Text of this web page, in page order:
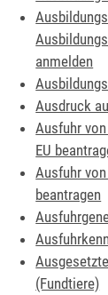
anmelden
Ausdruck
Ausfuhr
EU
Ausfuhr
beantragen
(Fundtiere)